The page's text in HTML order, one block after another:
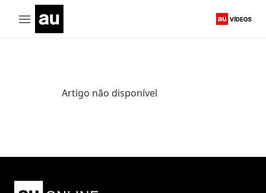
Artigo não disponível